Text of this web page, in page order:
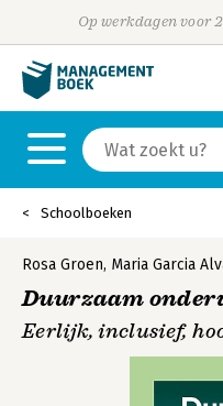
Op werkdagen voor
Schoolboeken
Rosa Groen, Maria Garcia
Duurzaam
Eerlijk, inclusief,